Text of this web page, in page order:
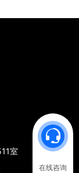
在线咨询
室